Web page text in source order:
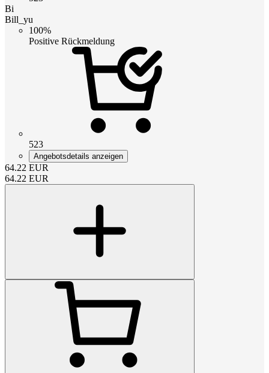
Bi
Bill_yu
100%
Positive Rückmeldung
523
Angebotsdetails anzeigen
64.22 EUR
64.22 EUR